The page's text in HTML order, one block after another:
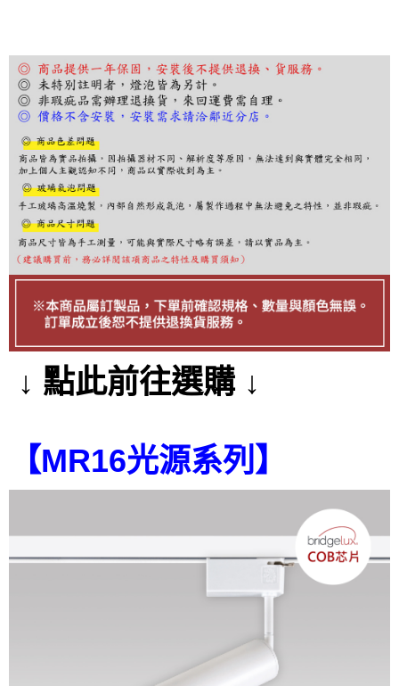
結帳頁面，進行簡訊認證並確認金額後，即可完成結帳。
２．訂單成立數日內，您將收到繳費通知簡訊。
３．收到繳費通知簡訊後14天內，點擊此簡訊中的連結，可透過四大超商／
ATM／網路銀行／等多元方式進行付款，方視為交易完成。
購買商品的店家。未經商家同意取消之訂單仍視為有效，需透過AFTEE先享
後付繳納相關費用。
※ 交易是否成功請以「AFTEE先享後付 」之結帳頁面顯示為準，若有關於
是否繳費成功／繳費後需取消欲退款等相關疑問，請聯繫「AFTEE先享後付
客戶支援中心」 https://netprotections.freshdesk.com/support/home
【注意事項】
１．透過由恩沛科技股份有限公司提供之「AFTEE先享後付」服務完成之交
易，需依本服務之必要範圍內提供個人資料，並將交易相關給付款項請求債
２．關於個人資料處理事宜，請瀏覽以下網址：
https://aftee.tw/terms/#terms3
「AFTEE先享後付」，若未經同意申辦者引起之損失，本公司不負相關責
４．使用「AFTEE先享後付」時，將依據個別帳號之用戶狀況，依本公司即
恩沛科技股份有限公司將有權停止該用戶之使用額度並採取法律行動。
↓ 點此前往選購 ↓
【MR16光源系列】